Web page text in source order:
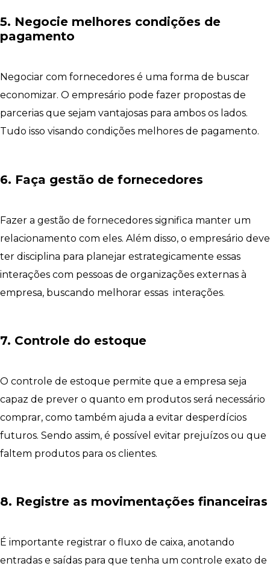
5. Negocie melhores condições de
pagamento
Negociar com fornecedores é uma forma de buscar
economizar. O empresário pode fazer propostas de
parcerias que sejam vantajosas para ambos os lados.
Tudo isso visando condições melhores de pagamento.
6. Faça gestão de fornecedores
Fazer a gestão de fornecedores significa manter um
relacionamento com eles. Além disso, o empresário deve
ter disciplina para planejar estrategicamente essas
interações com pessoas de organizações externas à
empresa, buscando melhorar essas interações.
7. Controle do estoque
O controle de estoque permite que a empresa seja
capaz de prever o quanto em produtos será necessário
comprar, como também ajuda a evitar desperdícios
futuros. Sendo assim, é possível evitar prejuízos ou que
faltem produtos para os clientes.
8. Registre as movimentações financeiras
É importante registrar o fluxo de caixa, anotando
entradas e saídas para que tenha um controle exato de